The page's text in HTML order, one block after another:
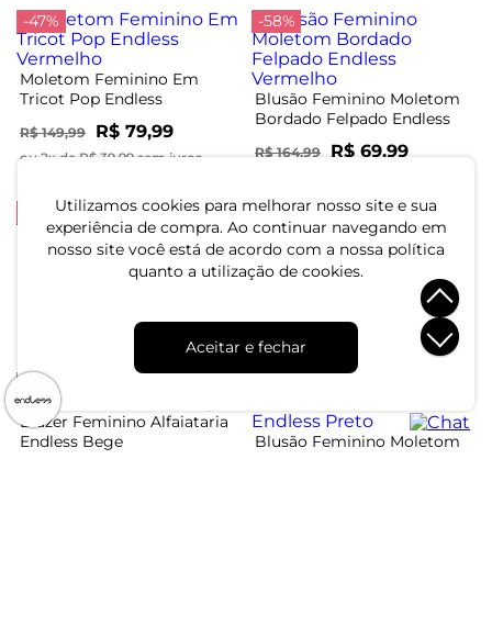
Utilizamos cookies para melhorar nosso site e sua
experiência de compra. Ao continuar navegando em
nosso site você está de acordo com a nossa política
quanto a utilização de cookies.
Aceitar e fechar
-47%
Moletom Feminino Em
Tricot Pop Endless
R$ 149,99 R$ 79,99
ou 2x de R$ 39,99 sem juros
-58%
Blusão Feminino Moletom
Bordado Felpado Endless
R$ 164,99 R$ 69,99
-65%
Casaco Feminino De Tweed
R$ 114,99
ou 3x de R$ 38,33 sem juros
-60%
Blazer Alfaiataria Feminino
Endless Preto
ou 3x de R$ 33,33 sem juros
Blazer Feminino Alfaiataria
Endless Bege
Blusão Feminino Moletom